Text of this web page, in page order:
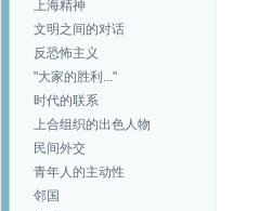
上海精神
文明之间的对话
反恐怖主义
"大家的胜利..."
时代的联系
上合组织的出色人物
民间外交
青年人的主动性
邻国